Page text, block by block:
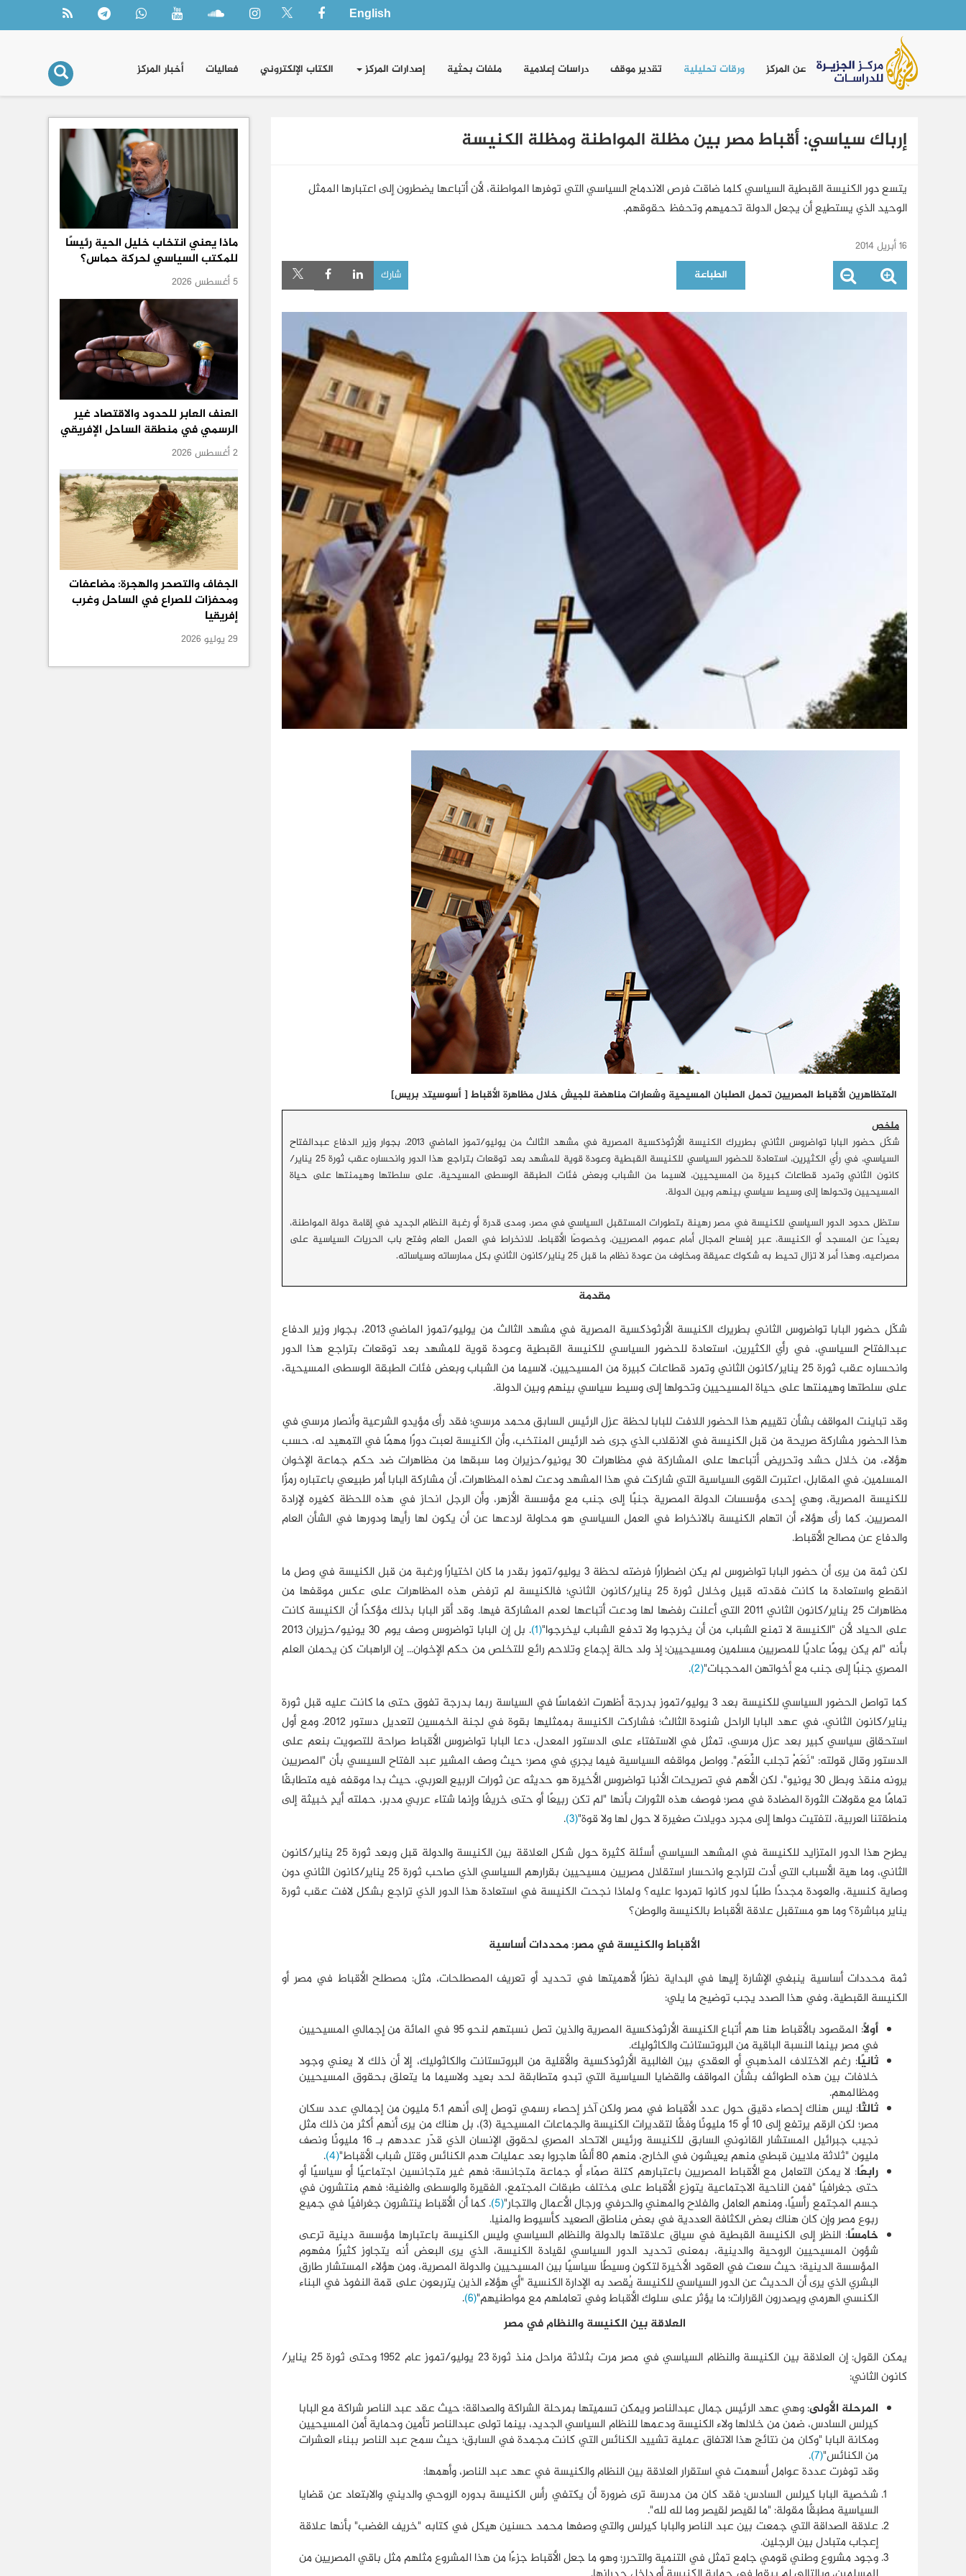
English
Main
navigation عن المركز ورقات تحليلية تقدير موقف دراسات إعلامية ملفات بحثية إصدارات المركز الكتاب الإلكتروني فعاليات أخبار المركز
إرباك سياسي: أقباط مصر بين مظلة المواطنة ومظلة الكنيسة
يتسع دور الكنيسة القبطية السياسي كلما ضاقت فرص الاندماج السياسي التي توفرها المواطنة، لأن أتباعها يضطرون إلى اعتبارها الممثل
الوحيد الذي يستطيع أن يجعل الدولة تحميهم وتحفظ حقوقهم.
16 أبريل 2014
الطباعة شارك
المتظاهرين الأقباط المصريين تحمل الصلبان المسيحية وشعارات مناهضة للجيش خلال مظاهرة الأقباط [ أسوسيتد بريس]
ملخص
شكّل حضور البابا تواضروس الثاني بطريرك الكنيسة الأرثوذكسية المصرية في مشهد الثالث من يوليو/تموز الماضي 2013، بجوار وزير الدفاع عبدالفتاح
السياسي، في رأي الكثيرين، استعادة للحضور السياسي للكنيسة القبطية وعودة قوية للمشهد بعد توقعات بتراجع هذا الدور وانحساره عقب ثورة 25 يناير/
كانون الثاني وتمرد قطاعات كبيرة من المسيحيين، لاسيما من الشباب وبعض فئات الطبقة الوسطى المسيحية، على سلطتها وهيمنتها على حياة
المسيحيين وتحولها إلى وسيط سياسي بينهم وبين الدولة.
ستظل حدود الدور السياسي للكنيسة في مصر رهينة بتطورات المستقبل السياسي في مصر، ومدى قدرة أو رغبة النظام الجديد في إقامة دولة المواطنة،
بعيدًا عن المسجد أو الكنيسة، عبر إفساح المجال أمام عموم المصريين، وخصوصًا الأقباط، للانخراط في العمل العام وفتح باب الحريات السياسية على
مصراعيه، وهذا أمر لا تزال تحيط به شكوك عميقة ومخاوف من عودة نظام ما قبل 25 يناير/كانون الثاني بكل ممارساته وسياساته.
مقدمة
شكّل حضور البابا تواضروس الثاني بطريرك الكنيسة الأرثوذكسية المصرية في مشهد الثالث من يوليو/تموز الماضي 2013، بجوار وزير الدفاع
عبدالفتاح السياسي، في رأي الكثيرين، استعادة للحضور السياسي للكنيسة القبطية وعودة قوية للمشهد بعد توقعات بتراجع هذا الدور
وانحساره عقب ثورة 25 يناير/كانون الثاني وتمرد قطاعات كبيرة من المسيحيين، لاسيما من الشباب وبعض فئات الطبقة الوسطى المسيحية،
على سلطتها وهيمنتها على حياة المسيحيين وتحولها إلى وسيط سياسي بينهم وبين الدولة.
وقد تباينت المواقف بشأن تقييم هذا الحضور اللافت للبابا لحظة عزل الرئيس السابق محمد مرسي؛ فقد رأى مؤيدو الشرعية وأنصار مرسي في
هذا الحضور مشاركة صريحة من قبل الكنيسة في الانقلاب الذي جرى ضد الرئيس المنتخب، وأن الكنيسة لعبت دورًا مهمًا في التمهيد له، حسب
هؤلاء، من خلال حشد وتحريض أتباعها على المشاركة في مظاهرات 30 يونيو/حزيران وما سبقها من مظاهرات ضد حكم جماعة الإخوان
المسلمين. في المقابل، اعتبرت القوى السياسية التي شاركت في هذا المشهد ودعت لهذه المظاهرات، أن مشاركة البابا أمر طبيعي باعتباره رمزًا
للكنيسة المصرية، وهي إحدى مؤسسات الدولة المصرية جنبًا إلى جنب مع مؤسسة الأزهر، وأن الرجل انحاز في هذه اللحظة كغيره لإرادة
المصريين. كما رأى هؤلاء أن اتهام الكنيسة بالانخراط في العمل السياسي هو محاولة لردعها عن أن يكون لها رأيها ودورها في الشأن العام
والدفاع عن مصالح الأقباط.
لكن ثمة من يرى أن حضور البابا تواضروس لم يكن اضطرارًا فرضته لحظة 3 يوليو/تموز بقدر ما كان اختيارًا ورغبة من قبل الكنيسة في وصل ما
انقطع واستعادة ما كانت فقدته قبيل وخلال ثورة 25 يناير/كانون الثاني؛ فالكنيسة لم ترفض هذه المظاهرات على عكس موقفها من
مظاهرات 25 يناير/كانون الثاني 2011 التي أعلنت رفضها لها ودعت أتباعها لعدم المشاركة فيها. وقد أقر البابا بذلك مؤكدًا أن الكنيسة كانت
على الحياد لأن "الكنيسة لا تمنع الشباب من أن يخرجوا ولا تدفع الشباب ليخرجوا"(1)
. بل إن البابا تواضروس وصف يوم 30 يونيو/حزيران 2013
بأنه "لم يكن يومًا عاديًا للمصريين مسلمين ومسيحيين؛ إذ ولد حالة إجماع وتلاحم رائع للتخلص من حكم الإخوان... إن الراهبات كن يحملن العلم
المصري جنبًا إلى جنب مع أخواتهن المحجبات"(2)
.
كما تواصل الحضور السياسي للكنيسة بعد 3 يوليو/تموز بدرجة أظهرت انغماسًا في السياسة ربما بدرجة تفوق حتى ما كانت عليه قبل ثورة
يناير/كانون الثاني، في عهد البابا الراحل شنودة الثالث؛ فشاركت الكنيسة بممثليها بقوة في لجنة الخمسين لتعديل دستور 2012. ومع أول
استحقاق سياسي كبير بعد عزل مرسي، تمثل في الاستفتاء على الدستور المعدل، دعا البابا تواضروس الأقباط صراحة للتصويت بنعم على
الدستور وقال قولته: "نَعَمْ تجلب النِّعَم". وواصل مواقفه السياسية فيما يجري في مصر؛ حيث وصف المشير عبد الفتاح السيسي بأن "المصريين
يرونه منقذ وبطل 30 يونيو"، لكن الأهم في تصريحات الأنبا تواضروس الأخيرة هو حديثه عن ثورات الربيع العربي، حيث بدا موقفه فيه متطابقًا
تمامًا مع مقولات الثورة المضادة في مصر؛ فوصف هذه الثورات بأنها "لم تكن ربيعًا أو حتى خريفًا وإنما شتاء عربي مدبر، حملته أيدٍ خبيثة إلى
منطقتنا العربية، لتفتيت دولها إلى مجرد دويلات صغيرة لا حول لها ولا قوة"(3)
.
يطرح هذا الدور المتزايد للكنيسة في المشهد السياسي أسئلة كثيرة حول شكل العلاقة بين الكنيسة والدولة قبل وبعد ثورة 25 يناير/كانون
الثاني، وما هية الأسباب التي أدت لتراجع وانحسار استقلال مصريين مسيحيين بقرارهم السياسي الذي صاحب ثورة 25 يناير/كانون الثاني دون
وصاية كنسية، والعودة مجددًا طلبًا لدور كانوا تمردوا عليه؟ ولماذا نجحت الكنيسة في استعادة هذا الدور الذي تراجع بشكل لافت عقب ثورة
يناير مباشرة؟ وما هو مستقبل علاقة الأقباط بالكنيسة والوطن؟
الأقباط والكنيسة في مصر: محددات أساسية
ثمة محددات أساسية ينبغي الإشارة إليها في البداية نظرًا لأهميتها في تحديد أو تعريف المصطلحات، مثل: مصطلح الأقباط في مصر أو
الكنيسة القبطية، وفي هذا الصدد يجب توضيح ما يلي:
أولاً
: المقصود بالأقباط هنا هم أتباع الكنيسة الأرثوذكسية المصرية والذين تصل نسبتهم لنحو 95 في المائة من إجمالي المسيحيين
في مصر بينما النسبة الباقية من البروتستانت والكاثوليك.
ثانيًا: رغم الاختلاف المذهبي أو العقدي بين الغالبية الأرثوذكسية والأقلية من البروتستانت والكاثوليك، إلا أن ذلك لا يعني وجود
خلافات بين هذه الطوائف بشأن المواقف والقضايا السياسية التي تبدو متطابقة لحد بعيد ولاسيما ما يتعلق بحقوق المسيحيين
ومظالمهم.
ثالثًا
: ليس هناك إحصاء دقيق حول عدد الأقباط في مصر ولكن آخر إحصاء رسمي توصل إلى أنهم 5.1 مليون من إجمالي عدد سكان
مصر؛ لكن الرقم يرتفع إلى 10 أو 15 مليونًا وفقًا لتقديرات الكنيسة والجماعات المسيحية (3)، بل هناك من يرى أنهم أكثر من ذلك مثل
نجيب جبرائيل المستشار القانوني السابق للكنيسة ورئيس الاتحاد المصري لحقوق الإنسان الذي قدّر عددهم بـ 16 مليونًا ونصف
مليون "ثلاثة ملايين قبطي منهم يعيشون في الخارج، منهم 80 ألفًا هاجروا بعد عمليات هدم الكنائس وقتل شباب الأقباط"
(4)
.
رابعًا: لا يمكن التعامل مع الأقباط المصريين باعتبارهم كتلة صمّاء أو جماعة متجانسة؛ فهم غير متجانسين اجتماعيًا أو سياسيًا أو
حتى جغرافيًا "فمن الناحية الاجتماعية يتوزع الأقباط على مختلف طبقات المجتمع، الفقيرة والوسطى والغنية؛ فهم منتشرون في
جسم المجتمع رأسيًا، ومنهم العامل والفلاح والمهني والحرفي ورجال الأعمال والتجار"(5) . كما أن الأقباط ينتشرون جغرافيًا في جميع
ربوع مصر وإن كان هناك بعض الكثافة العددية في بعض مناطق الصعيد كأسيوط والمنيا.
خامسًا: النظر إلى الكنيسة القبطية في سياق علاقتها بالدولة والنظام السياسي وليس الكنيسة باعتبارها مؤسسة دينية ترعى
شؤون المسيحيين الروحية والدينية، بمعنى تحديد الدور السياسي لقيادة الكنيسة، الذي يرى البعض أنه يتجاوز كثيرًا مفهوم
المؤسسة الدينية؛ حيث سعت في العقود الأخيرة لتكون وسيطًا سياسيًا بين المسيحيين والدولة المصرية، ومن هؤلاء المستشار طارق
البشري الذي يرى أن الحديث عن الدور السياسي للكنيسة يُقصد به الإدارة الكنسية "أي هؤلاء الذين يتربعون على قمة النفوذ في البناء
الكنسي الهرمي ويصدرون القرارات؛ ما يؤثر على سلوك الأقباط وفي تعاملهم مع مواطنيهم"(6)
.
العلاقة بين الكنيسة والنظام في مصر
يمكن القول: إن العلاقة بين الكنيسة والنظام السياسي في مصر مرت بثلاثة مراحل منذ ثورة 23 يوليو/تموز عام 1952 وحتى ثورة 25 يناير/
كانون الثاني:
المرحلة الأولى: وهي عهد الرئيس جمال عبدالناصر ويمكن تسميتها بمرحلة الشراكة والصداقة؛ حيث عقد عبد الناصر شراكة مع البابا
كيرلس السادس، ضمن من خلالها ولاء الكنيسة ودعمها للنظام السياسي الجديد، بينما تولى عبدالناصر تأمين وحماية أمن المسيحيين
ومكانة البابا "وكان من نتائج هذا الاتفاق عملية تشييد الكنائس التي كانت مجمدة في السابق؛ حيث سمح عبد الناصر ببناء العشرات
من الكنائس"(7)
.
وقد توفرت عددة عوامل أسهمت في استقرار العلاقة بين النظام والكنيسة في عهد عبد الناصر، وأهمها:
شخصية البابا كيرلس السادس؛ فقد كان من مدرسة ترى ضرورة أن يكتفي رأس الكنيسة بدوره الروحي والديني والابتعاد عن قضايا
السياسية مطبقًا مقولة: "ما لقيصر لقيصر وما لله لله".
علاقة الصداقة التي جمعت بين عبد الناصر والبابا كيرلس والتي وصفها محمد حسنين هيكل في كتابه "خريف الغضب" بأنها علاقة
إعجاب متبادل بين الرجلين.
وجود مشروع وطني قومي جامع تمثل في التنمية والتحرر؛ وهو ما جعل الأقباط جزءًا من هذا المشروع مثلهم مثل باقي المصريين من
ماذا يعني انتخاب خليل الحية رئيسًا
للمكتب السياسي لحركة حماس؟
5 أغسطس 2026
العنف العابر للحدود والاقتصاد غير
الرسمي في منطقة الساحل الإفريقي
2 أغسطس 2026
الجفاف والتصحر والهجرة: مضاعفات
ومحفزات للصراع في الساحل وغرب
إفريقيا
29 يوليو 2026